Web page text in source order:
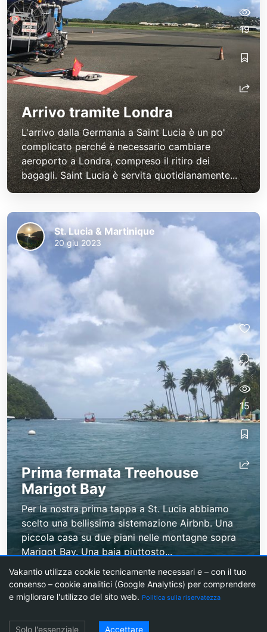
St. Lucia & Martinique
St. Lucia & Martinique
Arrivo tramite Londra
L'arrivo dalla Germania a Saint Lucia è un po'
complicato perché è necessario cambiare
aeroporto a Londra, compreso il ritiro dei
bagagli. Saint Lucia è servita quotidianamente...
19
Prima fermata Treehouse
Marigot Bay
Per la nostra prima tappa a St. Lucia abbiamo
scelto una bellissima sistemazione Airbnb. Una
piccola casa su due piani nelle montagne sopra
Marigot Bay. Una baia piuttosto...
St. Lucia & Martinique
20 giu 2023
15
Vakantio utilizza cookie tecnicamente necessari e – con il tuo
consenso – cookie analitici (Google Analytics) per comprendere
e migliorare l'utilizzo del sito web. Politica sulla riservatezza
Solo l'essenziale Accettare
Informazioni su Vakantio
Impronta Termini di utilizzo